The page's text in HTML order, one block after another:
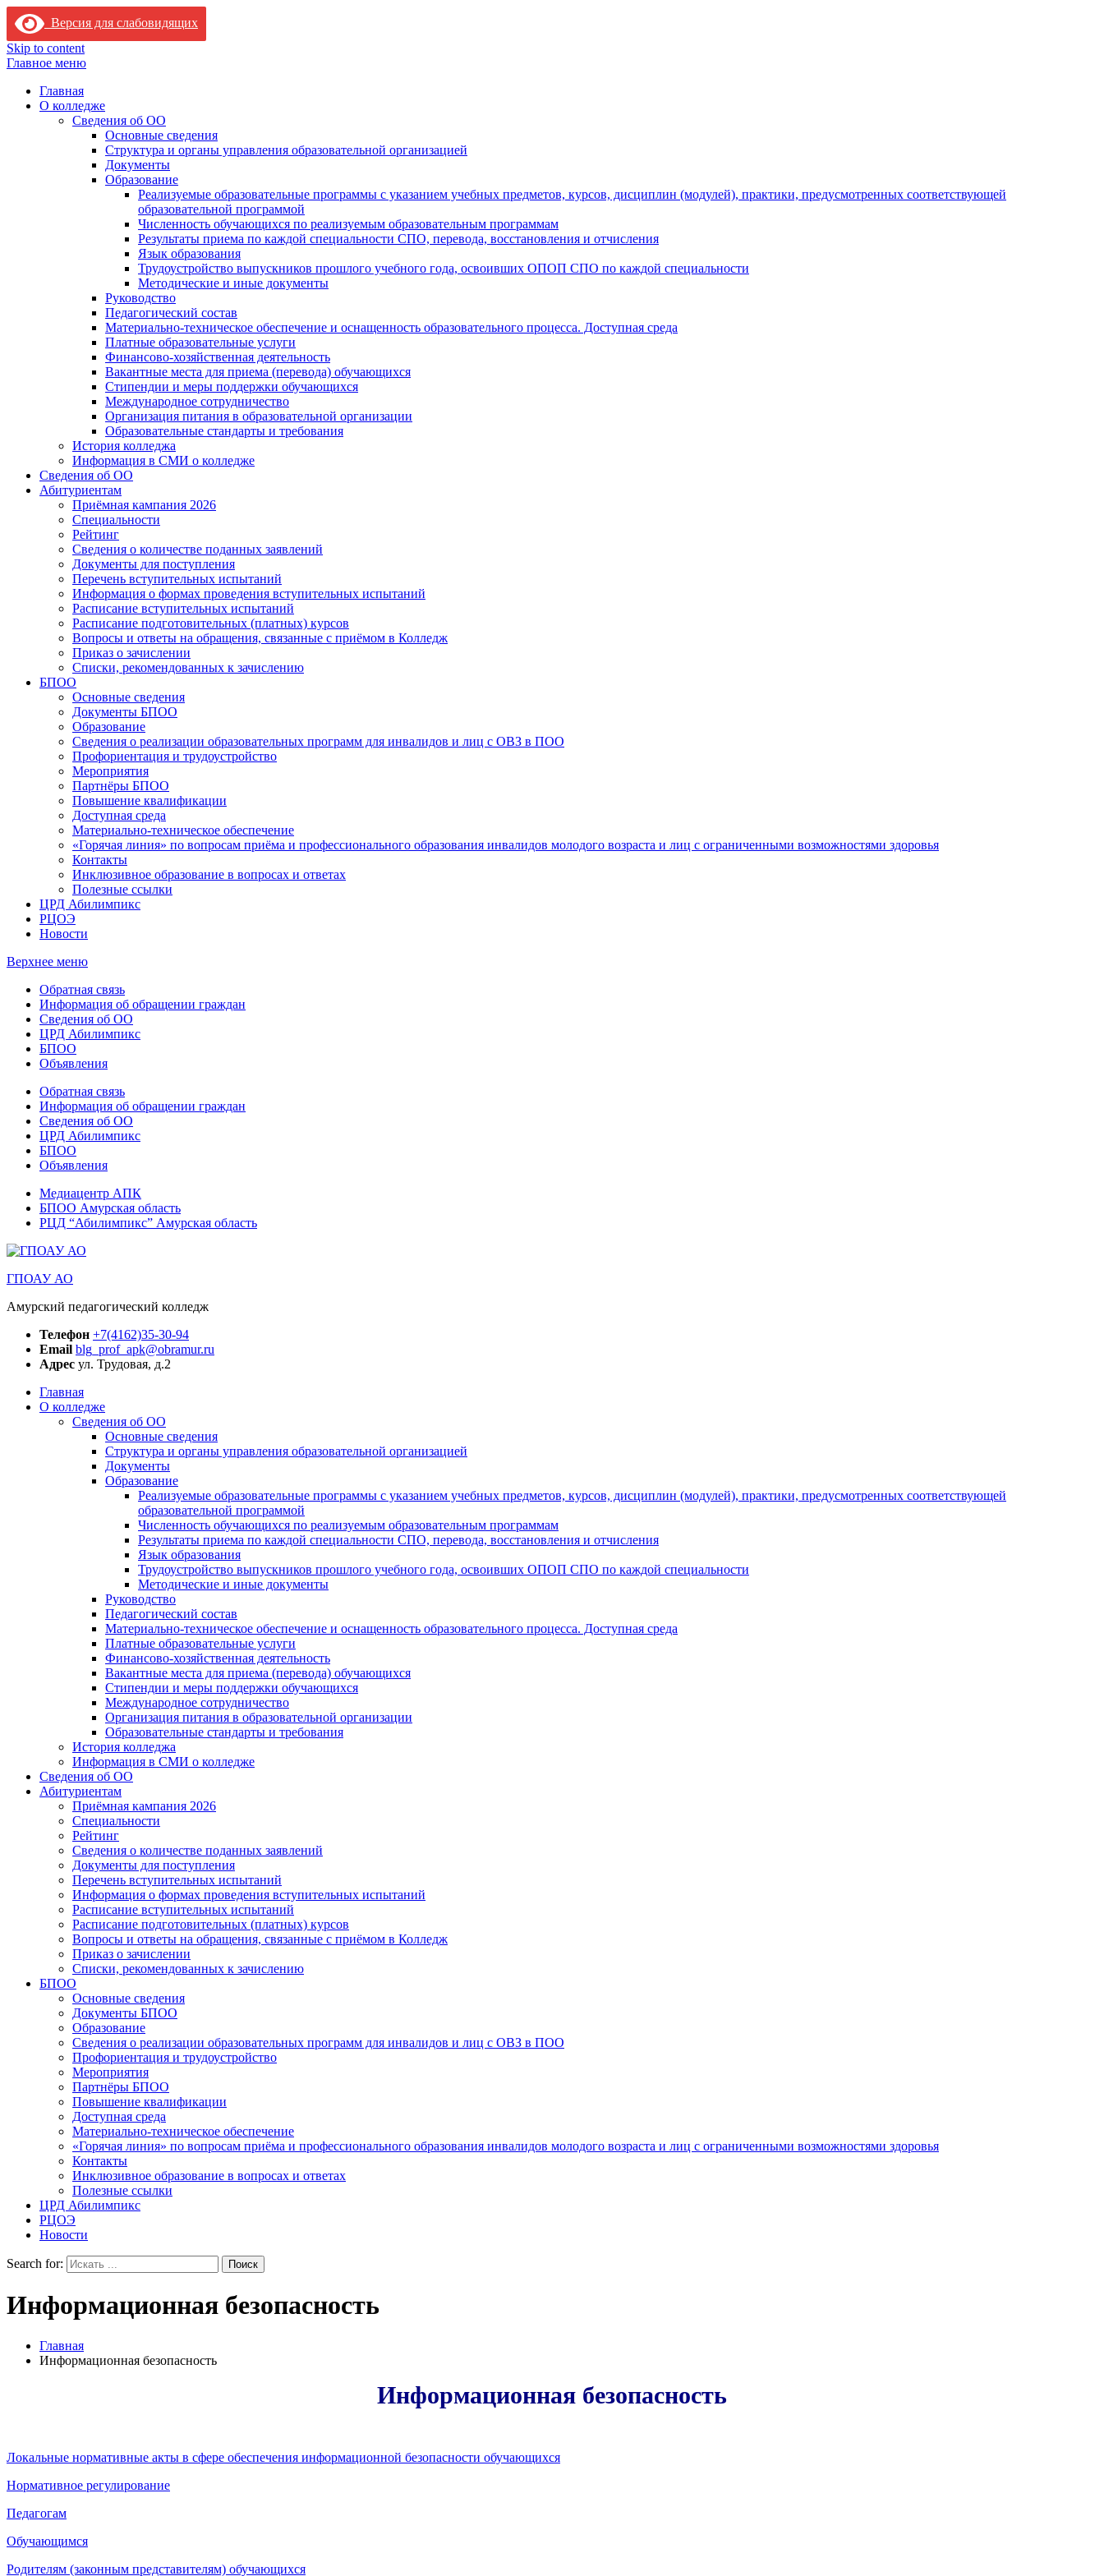
Версия для слабовидящих
Skip to content
Главное меню
Главная
О колледже
Сведения об ОО
Основные сведения
Структура и органы управления образовательной организацией
Документы
Образование
Реализуемые образовательные программы с указанием учебных предметов, курсов, дисциплин (модулей), практики, предусмотренных соответствующей
образовательной программой
Численность обучающихся по реализуемым образовательным программам
Результаты приема по каждой специальности СПО, перевода, восстановления и отчисления
Язык образования
Трудоустройство выпускников прошлого учебного года, освоивших ОПОП СПО по каждой специальности
Методические и иные документы
Руководство
Педагогический состав
Материально-техническое обеспечение и оснащенность образовательного процесса. Доступная среда
Платные образовательные услуги
Финансово-хозяйственная деятельность
Вакантные места для приема (перевода) обучающихся
Стипендии и меры поддержки обучающихся
Международное сотрудничество
Организация питания в образовательной организации
Образовательные стандарты и требования
История колледжа
Информация в СМИ о колледже
Сведения об ОО
Абитуриентам
Приёмная кампания 2026
Специальности
Рейтинг
Сведения о количестве поданных заявлений
Документы для поступления
Перечень вступительных испытаний
Информация о формах проведения вступительных испытаний
Расписание вступительных испытаний
Расписание подготовительных (платных) курсов
Вопросы и ответы на обращения, связанные с приёмом в Колледж
Приказ о зачислении
Списки, рекомендованных к зачислению
БПОО
Основные сведения
Документы БПОО
Образование
Сведения о реализации образовательных программ для инвалидов и лиц с ОВЗ в ПОО
Профориентация и трудоустройство
Мероприятия
Партнёры БПОО
Повышение квалификации
Доступная среда
Материально-техническое обеспечение
«Горячая линия» по вопросам приёма и профессионального образования инвалидов молодого возраста и лиц с ограниченными возможностями здоровья
Контакты
Инклюзивное образование в вопросах и ответах
Полезные ссылки
ЦРД Абилимпикс
РЦОЭ
Новости
Верхнее меню
Обратная связь
Информация об обращении граждан
Сведения об ОО
ЦРД Абилимпикс
БПОО
Объявления
Обратная связь
Информация об обращении граждан
Сведения об ОО
ЦРД Абилимпикс
БПОО
Объявления
Медиацентр АПК
БПОО Амурская область
РЦД “Абилимпикс” Амурская область
ГПОАУ АО
Амурский педагогический колледж
Телефон +7(4162)35-30-94
Email blg_prof_apk@obramur.ru
Адрес ул. Трудовая, д.2
Главная
О колледже
Сведения об ОО
Основные сведения
Структура и органы управления образовательной организацией
Документы
Образование
Реализуемые образовательные программы с указанием учебных предметов, курсов, дисциплин (модулей), практики, предусмотренных соответствующей
образовательной программой
Численность обучающихся по реализуемым образовательным программам
Результаты приема по каждой специальности СПО, перевода, восстановления и отчисления
Язык образования
Трудоустройство выпускников прошлого учебного года, освоивших ОПОП СПО по каждой специальности
Методические и иные документы
Руководство
Педагогический состав
Материально-техническое обеспечение и оснащенность образовательного процесса. Доступная среда
Платные образовательные услуги
Финансово-хозяйственная деятельность
Вакантные места для приема (перевода) обучающихся
Стипендии и меры поддержки обучающихся
Международное сотрудничество
Организация питания в образовательной организации
Образовательные стандарты и требования
История колледжа
Информация в СМИ о колледже
Сведения об ОО
Абитуриентам
Приёмная кампания 2026
Специальности
Рейтинг
Сведения о количестве поданных заявлений
Документы для поступления
Перечень вступительных испытаний
Информация о формах проведения вступительных испытаний
Расписание вступительных испытаний
Расписание подготовительных (платных) курсов
Вопросы и ответы на обращения, связанные с приёмом в Колледж
Приказ о зачислении
Списки, рекомендованных к зачислению
БПОО
Основные сведения
Документы БПОО
Образование
Сведения о реализации образовательных программ для инвалидов и лиц с ОВЗ в ПОО
Профориентация и трудоустройство
Мероприятия
Партнёры БПОО
Повышение квалификации
Доступная среда
Материально-техническое обеспечение
«Горячая линия» по вопросам приёма и профессионального образования инвалидов молодого возраста и лиц с ограниченными возможностями здоровья
Контакты
Инклюзивное образование в вопросах и ответах
Полезные ссылки
ЦРД Абилимпикс
РЦОЭ
Новости
Search for:
Информационная безопасность
Главная
Информационная безопасность
Информационная безопасность
Локальные нормативные акты в сфере обеспечения информационной безопасности обучающихся
Нормативное регулирование
Педагогам
Обучающимся
Родителям (законным представителям) обучающихся